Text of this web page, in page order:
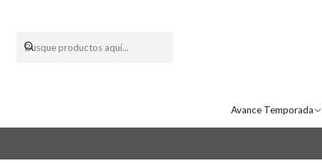
Avance Temporada